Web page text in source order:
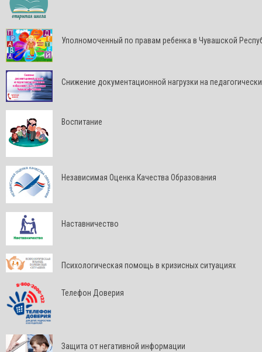
Уполномоченный по правам ребенка в Чувашской
Снижение документационной нагрузки на
Воспитание
Независимая Оценка Качества Образования
Наставничество
Психологическая помощь в кризисных ситуациях
Телефон Доверия
Защита от негативной информации